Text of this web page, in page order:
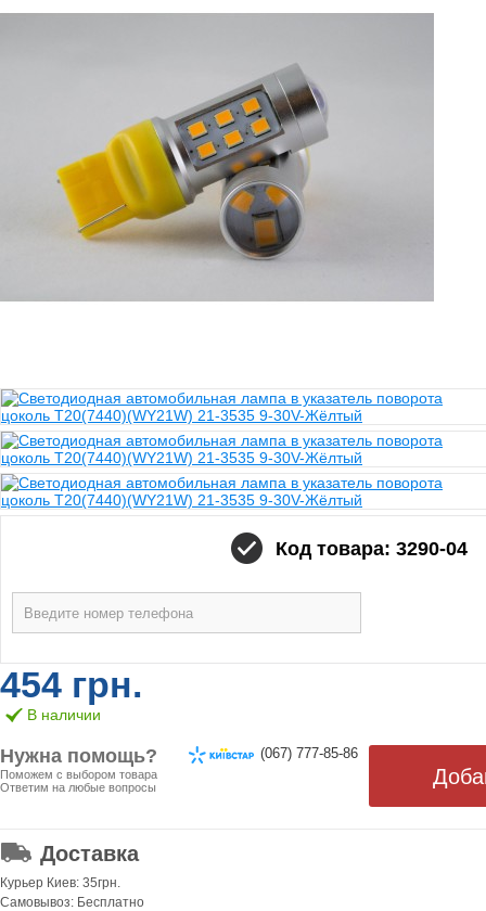
Код товара: 3290-04
454 грн.
В наличии
Нужна помощь?
Поможем с выбором товара
Ответим на любые вопросы
(067) 777-85-86
Доставка
Курьер Киев: 35грн.
Самовывоз: Бесплатно